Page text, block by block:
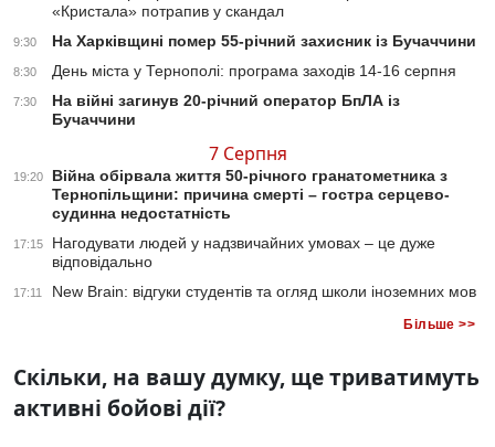
«Кристала» потрапив у скандал
9:30 На Харківщині помер 55-річний захисник із Бучаччини
8:30 День міста у Тернополі: програма заходів 14-16 серпня
7:30
На війні загинув 20-річний оператор БпЛА із
Бучаччини
7 Серпня
19:20
Війна обірвала життя 50-річного гранатометника з
Тернопільщини: причина смерті – гостра серцево-
судинна недостатність
17:15
Нагодувати людей у надзвичайних умовах – це дуже
відповідально
17:11 New Brain: відгуки студентів та огляд школи іноземних мов
Більше >>
Скільки, на вашу думку, ще триватимуть
активні бойові дії?